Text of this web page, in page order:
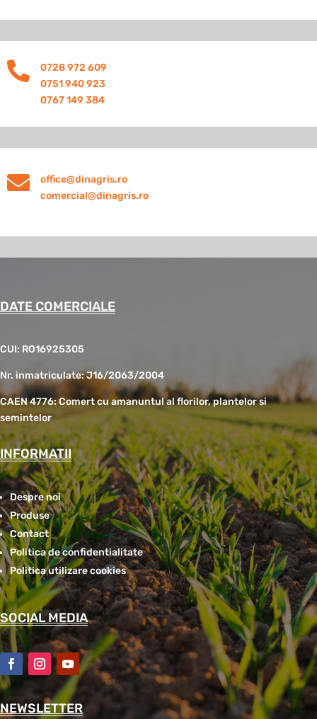

0728 972 609
0751 940 923
0767 149 384

office@dinagris.ro
comercial@dinagris.ro
DATE COMERCIALE
CUI: RO16925305
Nr. inmatriculate: J16/2063/2004
CAEN 4776: Comert cu amanuntul al florilor, plantelor si
semintelor
INFORMATII
Despre noi
Produse
Contact
Politica de confidentialitate
Politica utilizare cookies
SOCIAL MEDIA
NEWSLETTER